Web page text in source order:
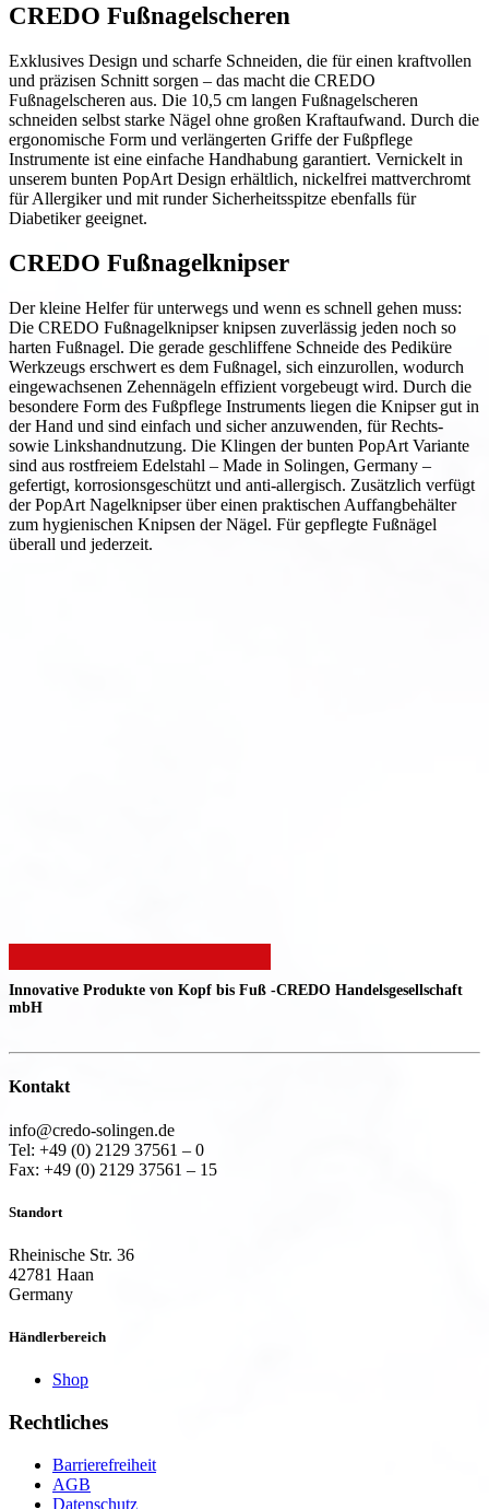
CREDO Fußnagelscheren
Exklusives Design und scharfe Schneiden, die für einen kraftvollen
und präzisen Schnitt sorgen – das macht die CREDO
Fußnagelscheren aus. Die 10,5 cm langen Fußnagelscheren
schneiden selbst starke Nägel ohne großen Kraftaufwand. Durch die
ergonomische Form und verlängerten Griffe der Fußpflege
Instrumente ist eine einfache Handhabung garantiert. Vernickelt in
unserem bunten PopArt Design erhältlich, nickelfrei mattverchromt
für Allergiker und mit runder Sicherheitsspitze ebenfalls für
Diabetiker geeignet.
CREDO Fußnagelknipser
Der kleine Helfer für unterwegs und wenn es schnell gehen muss:
Die CREDO Fußnagelknipser knipsen zuverlässig jeden noch so
harten Fußnagel. Die gerade geschliffene Schneide des Pediküre
Werkzeugs erschwert es dem Fußnagel, sich einzurollen, wodurch
eingewachsenen Zehennägeln effizient vorgebeugt wird. Durch die
besondere Form des Fußpflege Instruments liegen die Knipser gut in
der Hand und sind einfach und sicher anzuwenden, für Rechts-
sowie Linkshandnutzung. Die Klingen der bunten PopArt Variante
sind aus rostfreiem Edelstahl – Made in Solingen, Germany –
gefertigt, korrosionsgeschützt und anti-allergisch. Zusätzlich verfügt
der PopArt Nagelknipser über einen praktischen Auffangbehälter
zum hygienischen Knipsen der Nägel. Für gepflegte Fußnägel
überall und jederzeit.
Innovative Produkte von Kopf bis Fuß -CREDO Handelsgesellschaft
mbH
Kontakt
info@credo-solingen.de
Tel: +49 (0) 2129 37561 – 0
Fax: +49 (0) 2129 37561 – 15
Standort
Rheinische Str. 36
42781 Haan
Germany
Händlerbereich
Shop
Rechtliches
Barrierefreiheit
AGB
Datenschutz